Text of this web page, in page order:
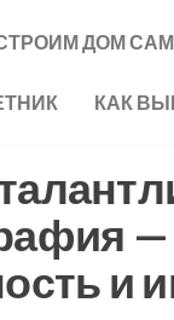
ДОМ
КАК
и